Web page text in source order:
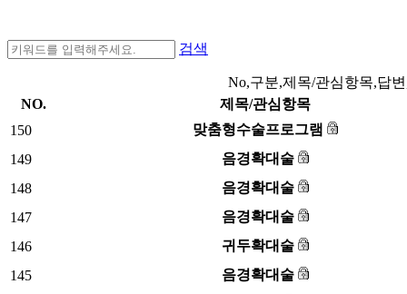
검색
No,구분,제목/관심항목,답
NO.
제목/관심항목
150
맞춤형수술프로그램
149
음경확대술
148
음경확대술
147
음경확대술
146
귀두확대술
145
음경확대술